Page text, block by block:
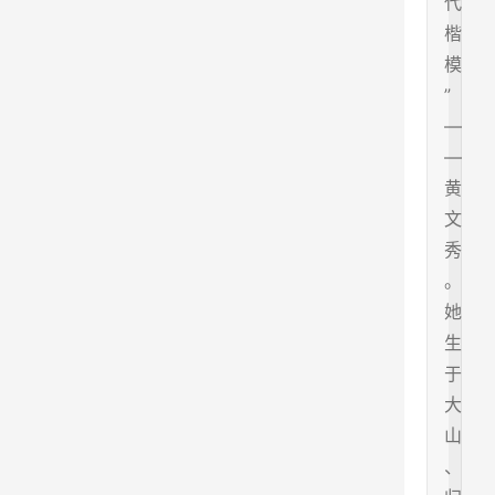
楷
模
”
—
—
黄
文
秀
。
她
生
于
大
山
、